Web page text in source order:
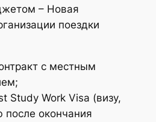
– Новая
поездки
с местным
Study Work Visa (визу,
окончания